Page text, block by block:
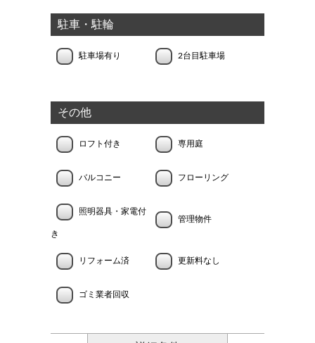
駐車・駐輪
駐車場有り 2台目駐車場
その他
ロフト付き 専用庭
バルコニー フローリング
照明器具・家電付
き
管理物件
リフォーム済 更新料なし
ゴミ業者回収